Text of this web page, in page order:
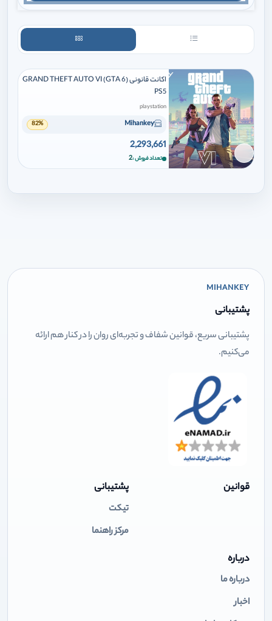
برای افزودن وارد شوید
اکانت قانونی GRAND THEFT AUTO VI (GTA 6)
PS5
playstation
Mihankey
82%
2,293,661
تعداد فروش 2
MIHANKEY
پشتیبانی
پشتیبانی سریع، قوانین شفاف و تجربه‌ای روان را در کنار هم ارائه
می‌کنیم.
قوانین پشتیبانی
تیکت
مرکز راهنما
درباره
درباره ما
اخبار